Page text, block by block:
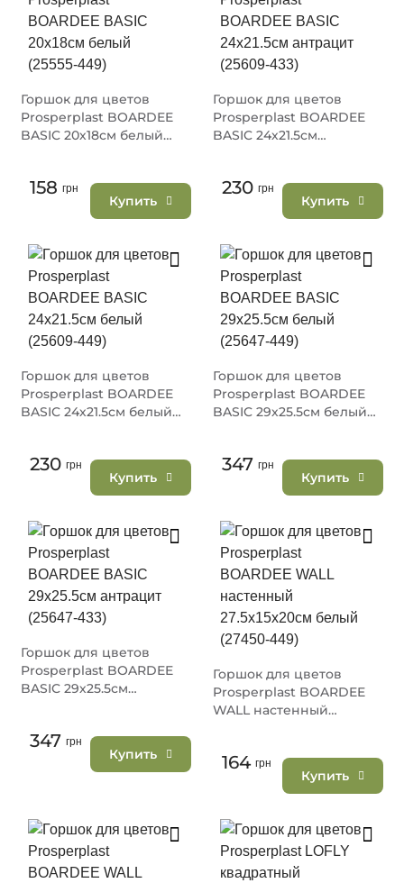
Горшок для цветов
Prosperplast BOARDEE
BASIC 20х18см белый
158 грн
Купить
Горшок для цветов
Prosperplast BOARDEE
BASIC 24х21.5см
230 грн
Купить
Горшок для цветов
Prosperplast BOARDEE
BASIC 24х21.5см белый
230 грн
Купить
Горшок для цветов
Prosperplast BOARDEE
BASIC 29х25.5см белый
347 грн
Купить
Горшок для цветов
Prosperplast BOARDEE
BASIC 29х25.5см
347 грн
Купить
Горшок для цветов
Prosperplast BOARDEE
WALL настенный
164 грн
Купить